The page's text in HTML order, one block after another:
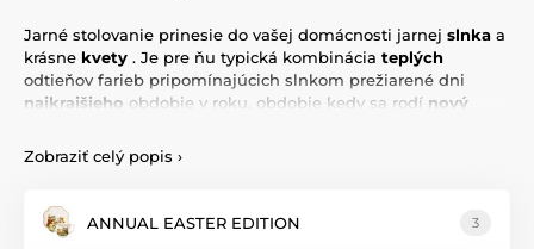
Jarné stolovanie prinesie do vašej domácnosti jarnej slnka a
krásne kvety . Je pre ňu typická kombinácia teplých
odtieňov farieb pripomínajúcich slnkom prežiarené dni
najkrajšieho obdobie v roku, obdobie kedy sa rodí nový
Esteticky vydarený dizajn
u niektorých kúskov riadu či dekorácií
sliepočiek.
Zobraziť celý popis ›
ANNUAL EASTER EDITION 3